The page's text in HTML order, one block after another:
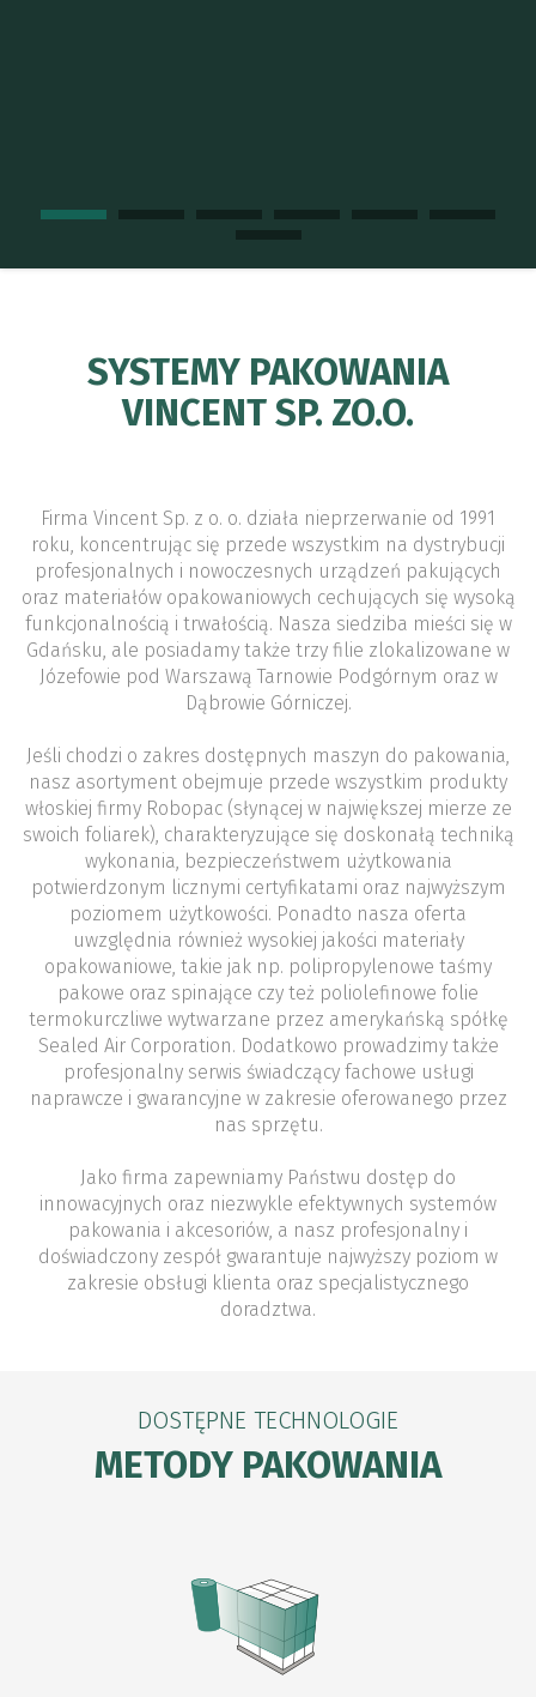
SYSTEMY PAKOWANIA
VINCENT SP. ZO.O.
Firma Vincent Sp. z o. o. działa nieprzerwanie od 1991
roku, koncentrując się przede wszystkim na dystrybucji
profesjonalnych i nowoczesnych urządzeń pakujących
oraz materiałów opakowaniowych cechujących się wysoką
funkcjonalnością i trwałością. Nasza siedziba mieści się w
Gdańsku, ale posiadamy także trzy filie zlokalizowane w
Józefowie pod Warszawą Tarnowie Podgórnym oraz w
Dąbrowie Górniczej.
Jeśli chodzi o zakres dostępnych maszyn do pakowania,
nasz asortyment obejmuje przede wszystkim produkty
włoskiej firmy Robopac (słynącej w największej mierze ze
swoich foliarek), charakteryzujące się doskonałą techniką
wykonania, bezpieczeństwem użytkowania
potwierdzonym licznymi certyfikatami oraz najwyższym
poziomem użytkowości. Ponadto nasza oferta
uwzględnia również wysokiej jakości materiały
opakowaniowe, takie jak np. polipropylenowe taśmy
pakowe oraz spinające czy też poliolefinowe folie
termokurczliwe wytwarzane przez amerykańską spółkę
Sealed Air Corporation. Dodatkowo prowadzimy także
profesjonalny serwis świadczący fachowe usługi
naprawcze i gwarancyjne w zakresie oferowanego przez
nas sprzętu.
Jako firma zapewniamy Państwu dostęp do
innowacyjnych oraz niezwykle efektywnych systemów
pakowania i akcesoriów, a nasz profesjonalny i
doświadczony zespół gwarantuje najwyższy poziom w
zakresie obsługi klienta oraz specjalistycznego
doradztwa.
DOSTĘPNE TECHNOLOGIE
METODY PAKOWANIA